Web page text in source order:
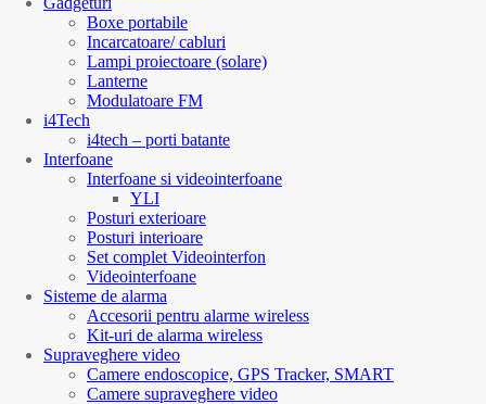
Boxe portabile
Incarcatoare/ cabluri
Lampi proiectoare (solare)
Lanterne
Modulatoare FM
i4Tech
i4tech – porti batante
Interfoane
Interfoane si videointerfoane
YLI
Posturi exterioare
Posturi interioare
Set complet Videointerfon
Videointerfoane
Sisteme de alarma
Accesorii pentru alarme wireless
Kit-uri de alarma wireless
Supraveghere video
Camere endoscopice, GPS Tracker, SMART
Camere supraveghere video